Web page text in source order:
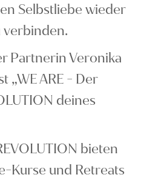
Selbstliebe wieder
Partnerin Veronika
„WE ARE - Der
deines
bieten
Kurse und Retreats